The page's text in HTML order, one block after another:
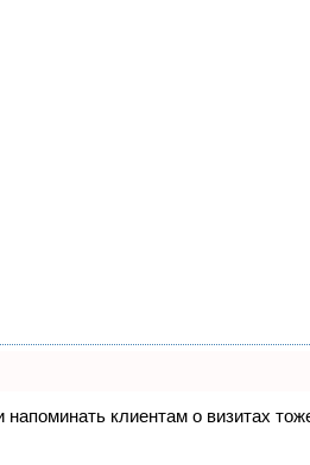
напоминать клиентам о визитах